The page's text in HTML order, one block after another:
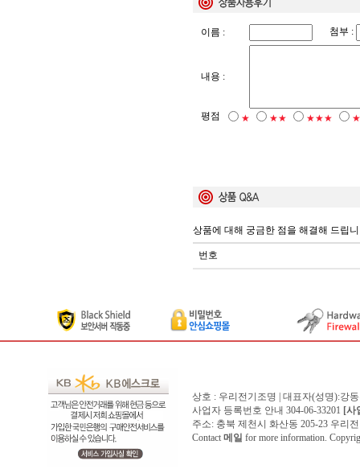
이름 : 첨부 :
내용 :
평점 ★ ★★ ★★★
상품에 대해 궁금한 점을 해결해 드립
번호
상호 : 우리전기조명 | 대표자(성명):강
사업자 등록번호 안내 304-06-33201 [사
주소: 충북 제천시 화산동 205-23 우리
Contact 메일 for more information.